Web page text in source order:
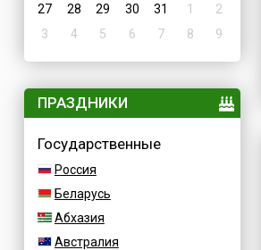
27
28 29 30 31 1
2
3
4 5 6 7 8 9
ПРАЗДНИКИ
Государственные
Россия
Беларусь
Абхазия
Австралия